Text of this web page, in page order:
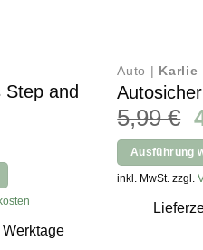
and
Werktage
Auto | Karlie
5,99€
Ausführung
Dieses
inkl. MwSt. zzgl.